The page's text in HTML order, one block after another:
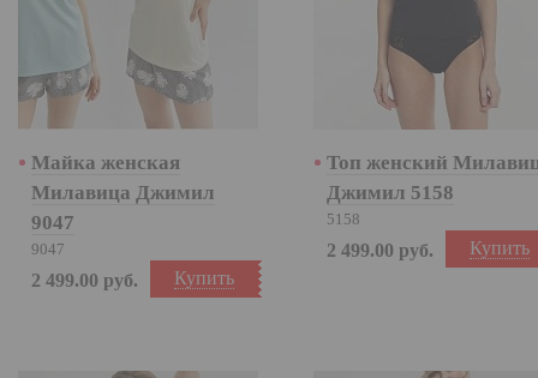
Майка женская
Милавица Джимил
9047
9047
Купить
2 499.00 руб.
Топ женский
Джимил 5158
5158
Купить
2 499.00 руб.